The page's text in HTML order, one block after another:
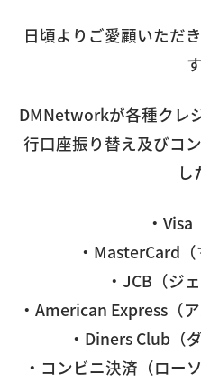
日頃よりご愛顧いただ
す
DMNetworkが各種クレ
行口座振り替え及びコ
し
・Visa
・MasterCard（
・JCB（ジ
・American Express（
・Diners Club（
・コンビニ決済（ロー